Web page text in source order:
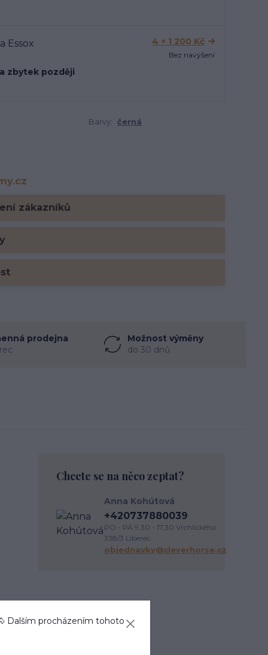
4 × 1 200 Kč
Bez navýšení
zbytek později
Barvy: černá
zákazníků
prodejna
Možnost výměny
do 30 dnů
kategoriích
Chcete se na něco zeptat?
Anna Kohútová
+420737880039
PO - PÁ 9.30 - 17.30 Vrchlického
338/3 Liberec
objednavky@cleverhorse.cz
Dalším procházením tohoto